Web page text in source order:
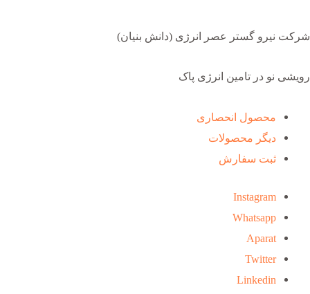
شرکت نیرو گستر عصر انرژی (دانش بنیان)
رویشی نو در تامین انرژی پاک
محصول انحصاری
دیگر محصولات
ثبت سفارش
Instagram
Whatsapp
Aparat
Twitter
Linkedin